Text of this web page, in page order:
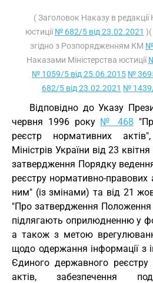
( Заголовок Наказу в редакції
юстиції№ 682/5 від 23.02.2021 )(
згідно з Розпорядженням КМ №
Наказами Міністерства юстиції
№ 1059/5 від 25.06.2015 №
682/5 від 23.02.2021 №
Відповідно до Указу
червня 1996 року № 468
реєстр нормативних
Міністрів України від 23
затвердження Порядку
реєстру нормативно-правових
ним" (із змінами) та від 21
"Про затвердження Положення
підлягають оприлюдненню у
а також з метою
щодо одержання інформації з
Єдиного державного реєстру
актів, забезпечення